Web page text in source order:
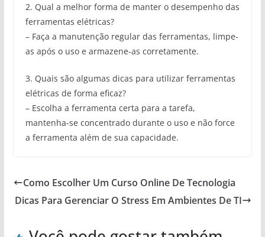
2. Qual a melhor forma de manter o desempenho das
ferramentas elétricas?
– Faça a manutenção regular das ferramentas, limpe-
as após o uso e armazene-as corretamente.
3. Quais são algumas dicas para utilizar ferramentas
elétricas de forma eficaz?
– Escolha a ferramenta certa para a tarefa,
mantenha-se concentrado durante o uso e não force
a ferramenta além de sua capacidade.
Como Escolher Um Curso Online De Tecnologia
Dicas Para Gerenciar O Stress Em Ambientes De TI